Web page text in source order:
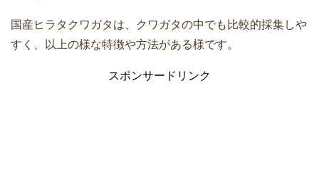
国産ヒラタクワガタは、クワガタの中でも比較的採集しや
すく、以上の様な特徴や方法がある様です。
スポンサードリンク